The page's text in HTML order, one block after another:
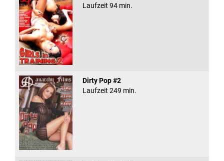
Laufzeit 94 min.
Dirty Pop #2
Laufzeit 249 min.